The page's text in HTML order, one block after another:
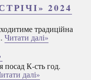
2024
традиційна
Читати далі»
посад К-сть год.
далі»